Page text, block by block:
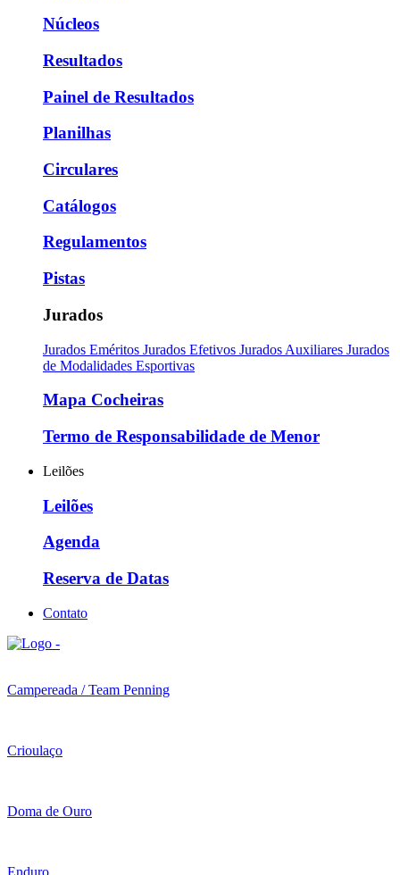
Núcleos
Resultados
Painel de Resultados
Planilhas
Circulares
Catálogos
Regulamentos
Pistas
Jurados
Jurados Eméritos Jurados Efetivos Jurados Auxiliares Jurados
de Modalidades Esportivas
Mapa Cocheiras
Termo de Responsabilidade de Menor
Leilões
Leilões
Agenda
Reserva de Datas
Contato
Campereada / Team Penning
Crioulaço
Doma de Ouro
Enduro